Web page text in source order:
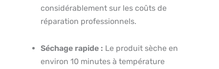
considérablement sur les coûts de
réparation professionnels.
Séchage rapide : Le produit sèche en
environ 10 minutes à température